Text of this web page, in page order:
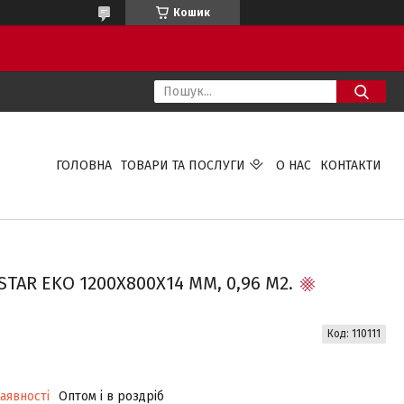
Кошик
ГОЛОВНА ТОВАРИ ТА ПОСЛУГИ О НАС КОНТАКТИ
EKO 1200Х800Х14 ММ, 0,96 М2.
Оптом і в роздріб
Код: 110111